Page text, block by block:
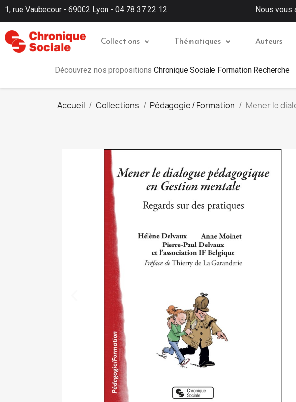
1, rue Vaubecour - 69002 Lyon - 04 78 37 22 12 Nous vous
Collections Thématiques Auteurs
Découvrez nos propositions Chronique Sociale Formation Recherche
Accueil Collections Pédagogie / Formation Mener le